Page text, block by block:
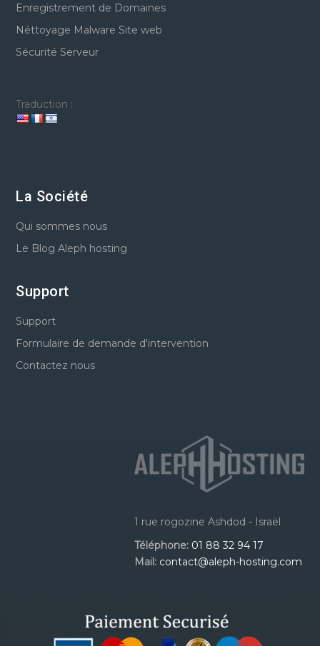
Enregistrement de Domaines
Néttoyage Malware Site web
Sécurité Serveur
Traduction :
La Société
Qui sommes nous
Le Blog Aleph hosting
Support
Support
Formulaire de demande d'intervention
Contactez nous
1 rue rogozine Ashdod - Israël
Téléphone: 01 88 32 94 17
Mail: contact@aleph-hosting.com